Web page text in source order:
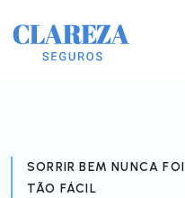
SORRIR BEM NUNCA FOI
TÃO FÁCIL